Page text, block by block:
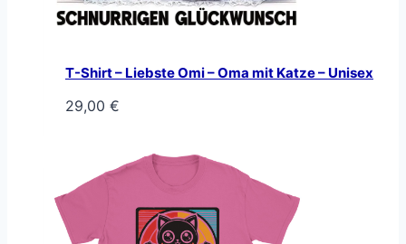
T-Shirt – Liebste Omi – Oma mit Katze – Unisex
29,00 €